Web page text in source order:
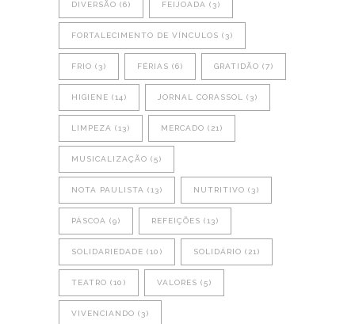
DIVERSÃO (6) FEIJOADA (3)
FORTALECIMENTO DE VÍNCULOS (3)
FRIO (3) FÉRIAS (6) GRATIDÃO (7)
HIGIENE (14) JORNAL CORASSOL (3)
LIMPEZA (13) MERCADO (21)
MUSICALIZAÇÃO (5)
NOTA PAULISTA (13) NUTRITIVO (3)
PÁSCOA (9) REFEIÇÕES (13)
SOLIDARIEDADE (10) SOLIDÁRIO (21)
TEATRO (10) VALORES (5)
VIVENCIANDO (3)